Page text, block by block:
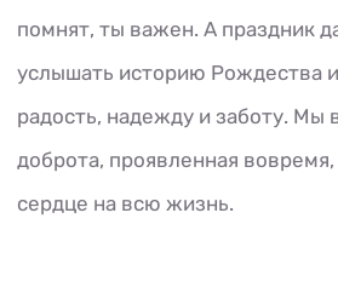
помнят, ты важен. А праздник
услышать историю Рождества
радость, надежду и заботу. Мы
доброта, проявленная вовремя,
сердце на всю жизнь.